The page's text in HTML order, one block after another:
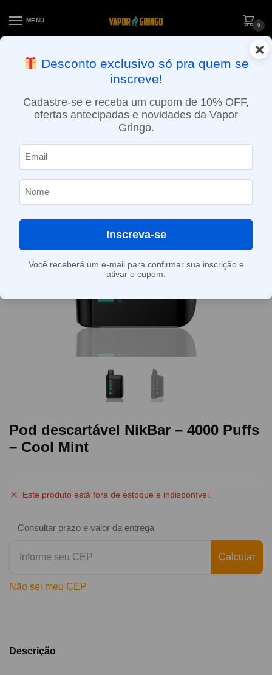
MENU
0
ENTREGA NO MESMO DIA EM SÃO PAULO (SEG A SEX): PEDIDOS
APROVADOS ATÉ 15:30 VIA MOTOBOY
Pod descartável NikBar – 4000 Puffs
– Cool Mint
Este produto está fora de estoque e indisponível.
Consultar prazo e valor da entrega
Calcular
Não sei meu CEP
Descrição
×
Desconto exclusivo só pra quem se
inscreve!
Cadastre-se e receba um cupom de 10% OFF,
ofertas antecipadas e novidades da Vapor
Gringo.
Inscreva-se
Você receberá um e-mail para confirmar sua inscrição e
ativar o cupom.